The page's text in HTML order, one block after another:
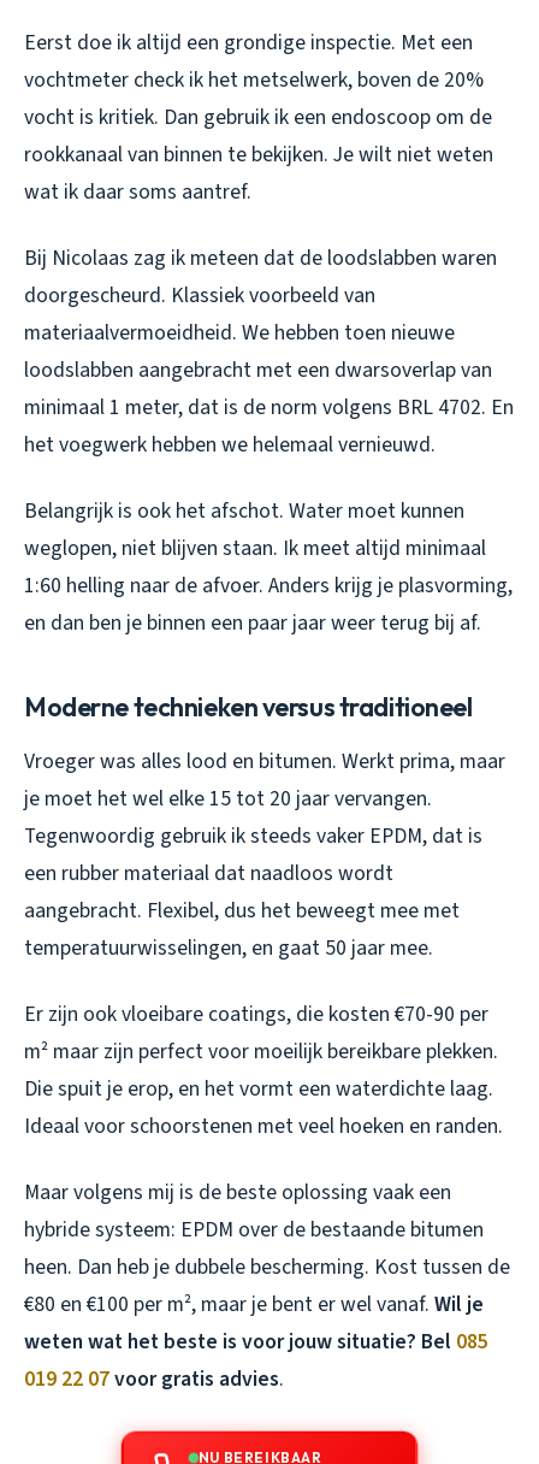
Eerst doe ik altijd een grondige inspectie. Met een
vochtmeter check ik het metselwerk, boven de 20%
vocht is kritiek. Dan gebruik ik een endoscoop om de
rookkanaal van binnen te bekijken. Je wilt niet weten
wat ik daar soms aantref.
Bij Nicolaas zag ik meteen dat de loodslabben waren
doorgescheurd. Klassiek voorbeeld van
materiaalvermoeidheid. We hebben toen nieuwe
loodslabben aangebracht met een dwarsoverlap van
minimaal 1 meter, dat is de norm volgens BRL 4702. En
het voegwerk hebben we helemaal vernieuwd.
Belangrijk is ook het afschot. Water moet kunnen
weglopen, niet blijven staan. Ik meet altijd minimaal
1:60 helling naar de afvoer. Anders krijg je plasvorming,
en dan ben je binnen een paar jaar weer terug bij af.
Moderne technieken versus traditioneel
Vroeger was alles lood en bitumen. Werkt prima, maar
je moet het wel elke 15 tot 20 jaar vervangen.
Tegenwoordig gebruik ik steeds vaker EPDM, dat is
een rubber materiaal dat naadloos wordt
aangebracht. Flexibel, dus het beweegt mee met
temperatuurwisselingen, en gaat 50 jaar mee.
Er zijn ook vloeibare coatings, die kosten €70-90 per
m² maar zijn perfect voor moeilijk bereikbare plekken.
Die spuit je erop, en het vormt een waterdichte laag.
Ideaal voor schoorstenen met veel hoeken en randen.
Maar volgens mij is de beste oplossing vaak een
hybride systeem: EPDM over de bestaande bitumen
heen. Dan heb je dubbele bescherming. Kost tussen de
€80 en €100 per m², maar je bent er wel vanaf. Wil je
weten wat het beste is voor jouw situatie? Bel 085
019 22 07voor gratis advies.
NU BEREIKBAAR